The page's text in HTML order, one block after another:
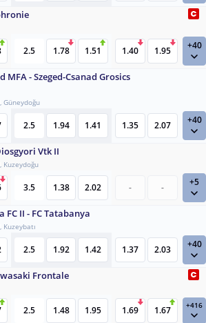
2.5 1.78 1.51 1.40 1.95 +40
MFA - Szeged-Csanad Grosics
Güneydoğu
2.5 1.94 1.41 1.35 2.07 +40
Vtk II
Kuzeydoğu
3.5 1.38 2.02 - - +5
FC II - FC Tatabanya
2.5 1.92 1.42 1.37 2.03 +40
Frontale
2.5 1.48 1.95 1.69 1.67 +416